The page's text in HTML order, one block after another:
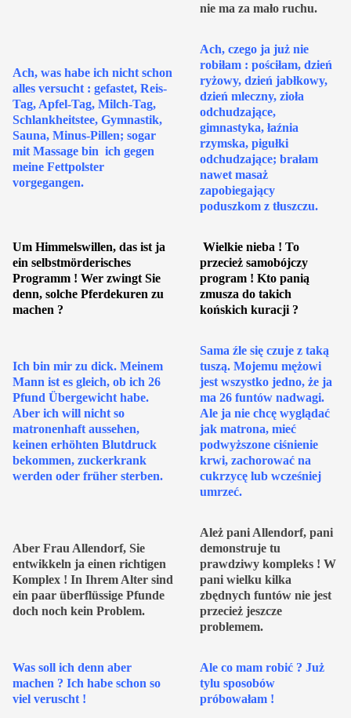
nie ma za mało ruchu.
Ach, was habe ich nicht schon
alles versucht : gefastet, Reis-
Tag, Apfel-Tag, Milch-Tag,
Schlankheitstee, Gymnastik,
Sauna, Minus-Pillen; sogar
mit Massage bin ich gegen
meine Fettpolster
vorgegangen.
Ach, czego ja już nie
robiłam : pościłam, dzień
ryżowy, dzień jabłkowy,
dzień mleczny, zioła
odchudzające,
gimnastyka, łaźnia
rzymska, pigułki
odchudzające; brałam
nawet masaż
zapobiegający
poduszkom z tłuszczu.
Um Himmelswillen, das ist ja
ein selbstmörderisches
Programm ! Wer zwingt Sie
denn, solche Pferdekuren zu
machen ?
Wielkie nieba ! To
przecież samobójczy
program ! Kto panią
zmusza do takich
końskich kuracji ?
Ich bin mir zu dick. Meinem
Mann ist es gleich, ob ich 26
Pfund Übergewicht habe.
Aber ich will nicht so
matronenhaft aussehen,
keinen erhöhten Blutdruck
bekommen, zuckerkrank
werden oder früher sterben.
Sama źle się czuje z taką
tuszą. Mojemu mężowi
jest wszystko jedno, że ja
ma 26 funtów nadwagi.
Ale ja nie chcę wyglądać
jak matrona, mieć
podwyższone ciśnienie
krwi, zachorować na
cukrzycę lub wcześniej
umrzeć.
Aber Frau Allendorf, Sie
entwikkeln ja einen richtigen
Komplex ! In Ihrem Alter sind
ein paar überflüssige Pfunde
doch noch kein Problem.
Ależ pani Allendorf, pani
demonstruje tu
prawdziwy kompleks ! W
pani wielku kilka
zbędnych funtów nie jest
przecież jeszcze
problemem.
Was soll ich denn aber
machen ? Ich habe schon so
viel veruscht !
Ale co mam robić ? Już
tylu sposobów
próbowałam !